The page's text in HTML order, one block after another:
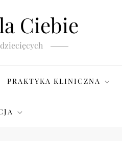
Ciebie
PRAKTYKA KLINICZNA